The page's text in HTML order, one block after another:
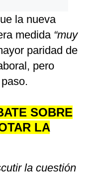
la nueva
medida“muy
paridad de
pero
SOBRE
LA
la cuestión